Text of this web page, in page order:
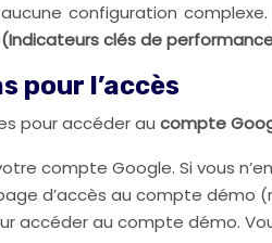
configuration
(Indicateurs clés de
pour l’accès
pour accéder au compte
compte Google. Si vous
d’accès au compte démo
accéder au compte démo.